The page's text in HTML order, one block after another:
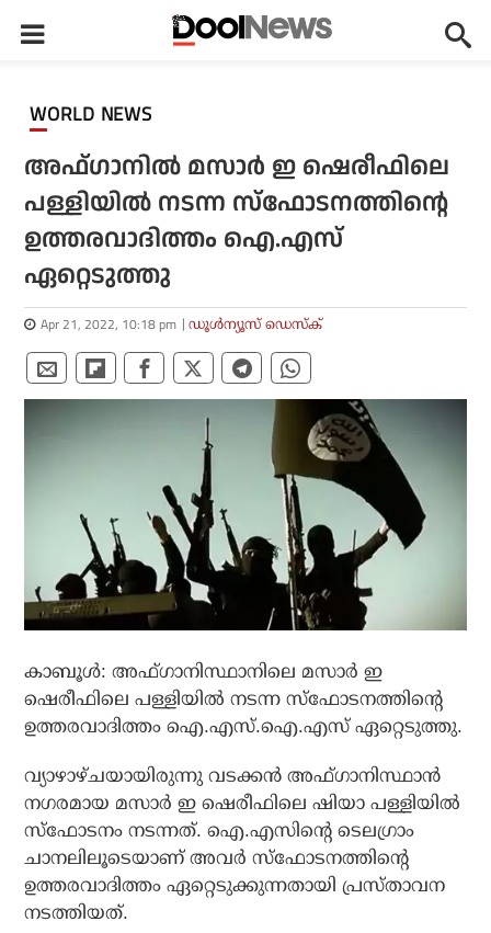
WORLD NEWS
അഫ്ഗാനില്‍ മസാര്‍ ഇ ഷെരീഫിലെ
പള്ളിയില്‍ നടന്ന സ്‌ഫോടനത്തിന്റെ
ഉത്തരവാദിത്തം ഐ.എസ്
ഏറ്റെടുത്തു
Apr 21, 2022, 10:18 pm ഡൂള്‍ന്യൂസ് ഡെസ്‌ക്
കാബൂള്‍: അഫ്ഗാനിസ്ഥാനിലെ മസാര്‍ ഇ
ഷെരീഫിലെ പള്ളിയില്‍ നടന്ന സ്‌ഫോടനത്തിന്റെ
ഉത്തരവാദിത്തം ഐ.എസ്.ഐ.എസ് ഏറ്റെടുത്തു.
വ്യാഴാഴ്ചയായിരുന്നു വടക്കന്‍ അഫ്ഗാനിസ്ഥാന്‍
നഗരമായ മസാര്‍ ഇ ഷെരീഫിലെ ഷിയാ പള്ളിയില്‍
സ്‌ഫോടനം നടന്നത്. ഐ.എസിന്റെ ടെലഗ്രാം
ചാനലിലൂടെയാണ് അവര്‍ സ്‌ഫോടനത്തിന്റെ
ഉത്തരവാദിത്തം ഏറ്റെടുക്കുന്നതായി പ്രസ്താവന
നടത്തിയത്.